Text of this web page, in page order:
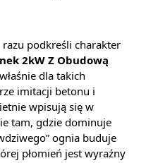
razu podkreśli charakter
2kW Z Obudową
dla takich
imitacji betonu i
wpisują się w
tam, gdzie dominuje
ognia buduje
płomień jest wyraźny